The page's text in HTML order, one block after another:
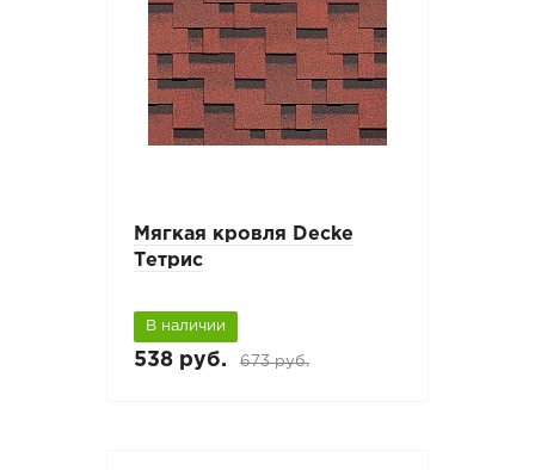
Мягкая кровля Decke
Тетрис
В наличии
538 руб. 673 руб.